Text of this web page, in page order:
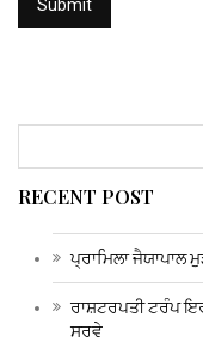
RECENT POST
ਪ੍ਰਾਮਿਲਾ ਜੈਯਾਪਾਲ
ਰਾਸ਼ਟਰਪਤੀ ਟਰੰਪ
ਸਰਵੇ